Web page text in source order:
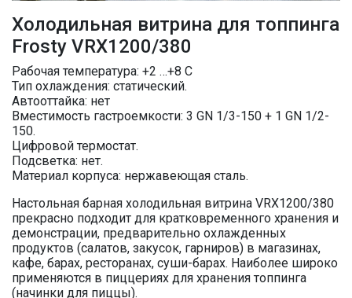
Холодильная витрина для топпинга
Frosty VRX1200/380
Рабочая температура: +2 …+8 C
Тип охлаждения: статический.
Автооттайка: нет
Вместимость гастроемкости: 3 GN 1/3-150 + 1 GN 1/2-
150.
Цифровой термостат.
Подсветка: нет.
Материал корпуса: нержавеющая сталь.
Настольная барная холодильная витрина VRX1200/380
прекрасно подходит для кратковременного хранения и
демонстрации, предварительно охлажденных
продуктов (салатов, закусок, гарниров) в магазинах,
кафе, барах, ресторанах, суши-барах. Наиболее широко
применяются в пиццериях для хранения топпинга
(начинки для пиццы).